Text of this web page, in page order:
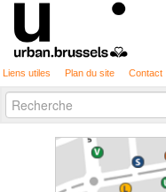
Liens utiles Plan du site Contact
Chercher par
Recherche
avancée…